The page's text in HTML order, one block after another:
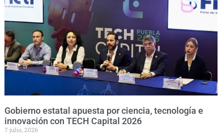
Gobierno estatal apuesta por ciencia, tecnología e
innovación con TECH Capital 2026
7 julio, 2026